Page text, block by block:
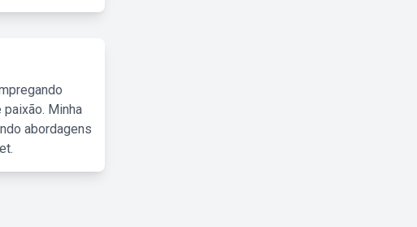
Minha
abordagens